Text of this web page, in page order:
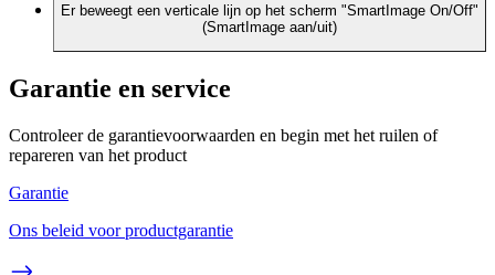
Er beweegt een verticale lijn op het scherm "SmartImage On/Off"
(SmartImage aan/uit)
Garantie en service
Controleer de garantievoorwaarden en begin met het ruilen of
repareren van het product
Garantie
Ons beleid voor productgarantie